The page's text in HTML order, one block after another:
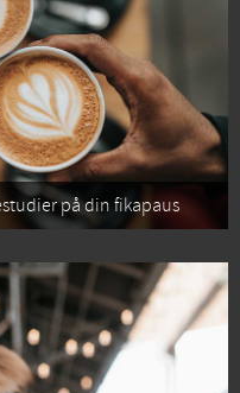
på din fikapaus